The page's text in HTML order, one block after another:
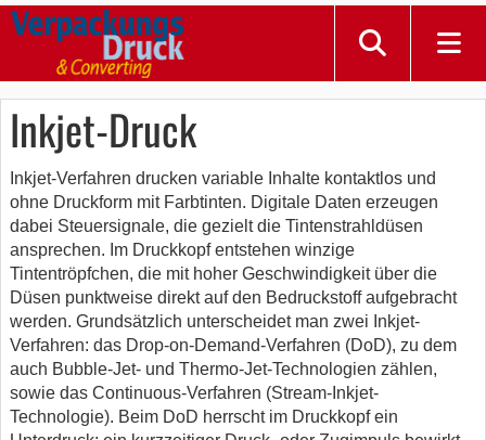
Inkjet-Druck
Inkjet-Verfahren drucken variable Inhalte kontaktlos und
ohne Druckform mit Farbtinten. Digitale Daten erzeugen
dabei Steuersignale, die gezielt die Tintenstrahldüsen
ansprechen. Im Druckkopf entstehen winzige
Tintentröpfchen, die mit hoher Geschwindigkeit über die
Düsen punktweise direkt auf den Bedruckstoff aufgebracht
werden. Grundsätzlich unterscheidet man zwei Inkjet-
Verfahren: das Drop-on-Demand-Verfahren (DoD), zu dem
auch Bubble-Jet- und Thermo-Jet-Technologien zählen,
sowie das Continuous-Verfahren (Stream-Inkjet-
Technologie). Beim DoD herrscht im Druckkopf ein